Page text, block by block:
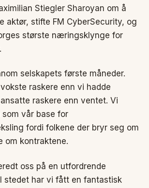
Stiegler Sharoyan om å
aktør, stifte FM CyberSecurity, og
største næringsklynge for
selskapets første måneder.
raskere enn vi hadde
raskere enn ventet. Vi
vår base for
fordi folkene der bryr seg om
om kontraktene.
oss på en utfordrende
stedet har vi fått en fantastisk